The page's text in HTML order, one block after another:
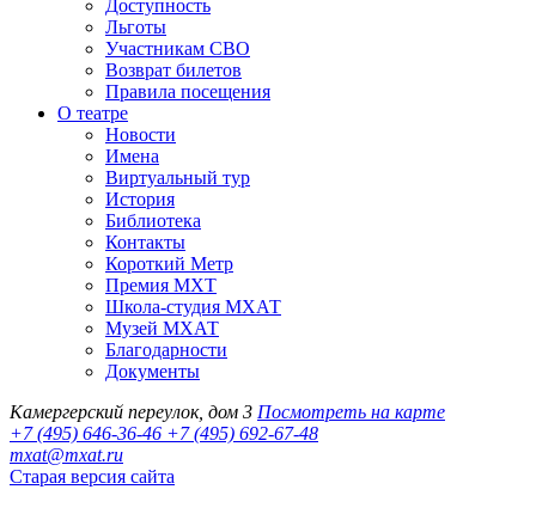
Доступность
Льготы
Участникам СВО
Возврат билетов
Правила посещения
О театре
Новости
Имена
Виртуальный тур
История
Библиотека
Контакты
Короткий Метр
Премия МХТ
Школа-студия МХАТ
Музей МХАТ
Благодарности
Документы
Камергерский переулок, дом 3 Посмотреть на карте
+7 (495) 646-36-46 +7 (495) 692-67-48‬
mxat@mxat.ru
Старая версия сайта